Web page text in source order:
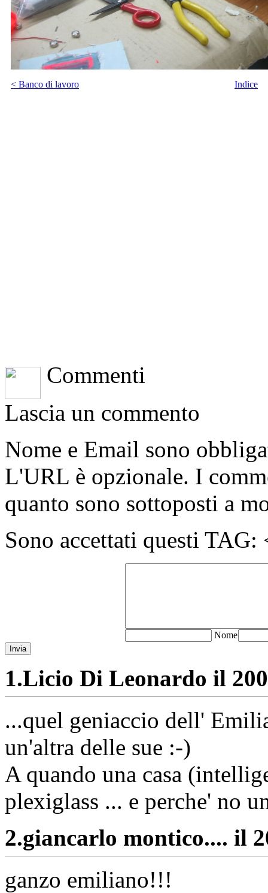
< Banco di lavoro Indice
Commenti
Lascia un commento
Nome e Email sono
L'URL è opzionale. I
quanto sono sottoposti a
Sono accettati questi
Nome
Invia
1.Licio Di Leonardo il
...quel geniaccio dell'
un'altra delle sue :-)
A quando una casa
plexiglass ... e perche' no
2.giancarlo montico.... il
ganzo emiliano!!!